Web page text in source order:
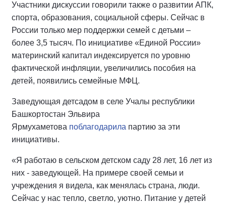
Участники дискуссии говорили также о развитии АПК,
спорта, образования, социальной сферы. Сейчас в
России только мер поддержки семей с детьми –
более 3,5 тысяч. По инициативе «Единой России»
материнский капитал индексируется по уровню
фактической инфляции, увеличились пособия на
детей, появились семейные МФЦ.
Заведующая детсадом в селе Учалы республики
Башкортостан Эльвира
Ярмухаметова поблагодарила партию за эти
инициативы.
«Я работаю в сельском детском саду 28 лет, 16 лет из
них - заведующей. На примере своей семьи и
учреждения я видела, как менялась страна, люди.
Сейчас у нас тепло, светло, уютно. Питание у детей